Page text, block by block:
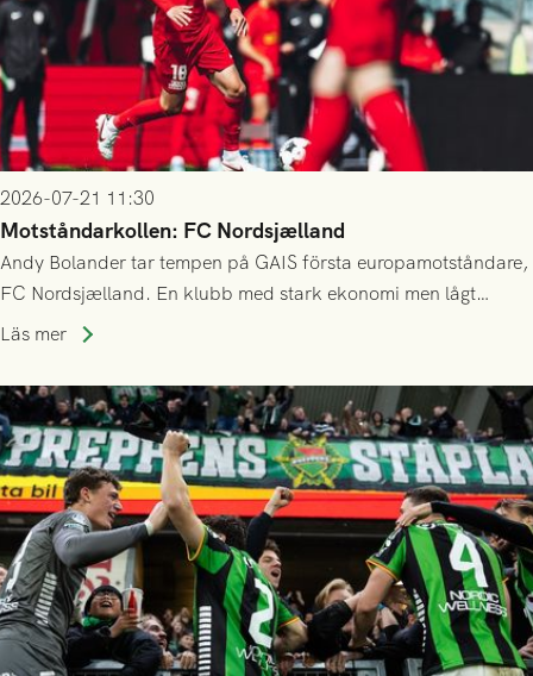
2026-07-21 11:30
Motståndarkollen: FC Nordsjælland
Andy Bolander tar tempen på GAIS första europamotståndare,
FC Nordsjælland. En klubb med stark ekonomi men lågt
publiksnitt, ett lag med både kollektiv styrka och individuell
Läs mer